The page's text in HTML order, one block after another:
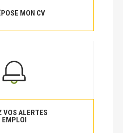
MON CV
VOS ALERTES
EMPLOI